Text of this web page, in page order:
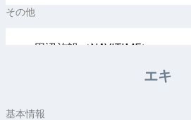
その他
周辺施設（NAVITIME）
エキ
基本情報